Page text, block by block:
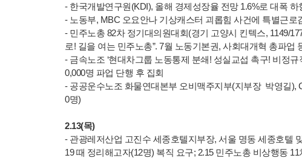
- 한국개발연구원(KDI), 올해 경제성장율 전망 1.6%로 대폭 하
- 노동부, MBC 오요안나 기상캐스터 괴롭힘 사건에 특별근로
- 민주노총 82차 정기대의원대회(경기 고양시 킨텍스, 1149/
로! 길을 여는 민주노총”. 7월 노동기본권, 사회대개혁 총파업
- 금속노조 ‘현대차그룹 노동통제 분쇄! 성실교섭 촉구! 비정
0,000명 파업 단행 후 집회
- 공공운수노조 화물연대본부 오비맥주지부(지부장 박영길),
0명)
2.13(목)
- 관광레저산업 고진수 세종호텔지부장, 서울 명동 세종호텔
19 때 정리해고자(12명) 복직 요구; 2.15 민주노총 비상행동